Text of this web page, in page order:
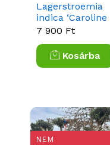
Lagerstroemia
indica ‘Caroline
Beauty' - Kínai
7 900 Ft
Kosárba
NEM